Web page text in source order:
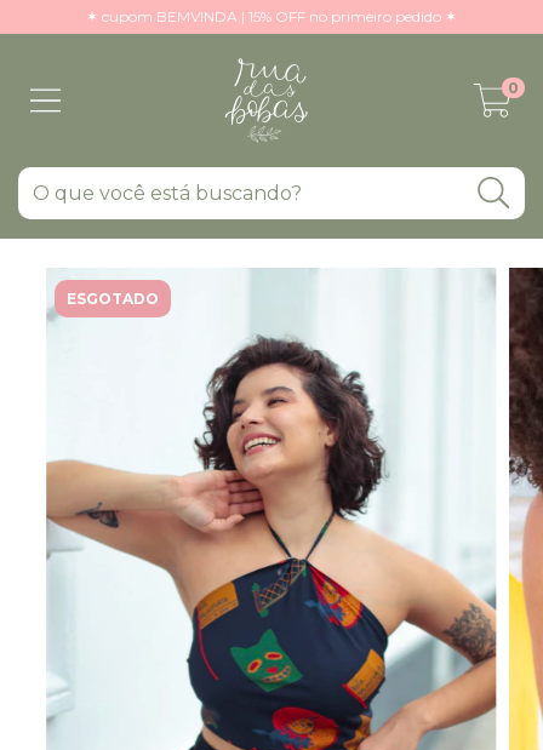
✶ cupom BEMVINDA | 15% OFF no primeiro pedido ✶
0
ESGOTADO